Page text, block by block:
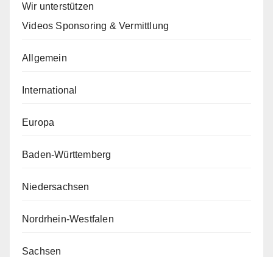
Wir unterstützen
Videos Sponsoring & Vermittlung
Allgemein
International
Europa
Baden-Württemberg
Niedersachsen
Nordrhein-Westfalen
Sachsen